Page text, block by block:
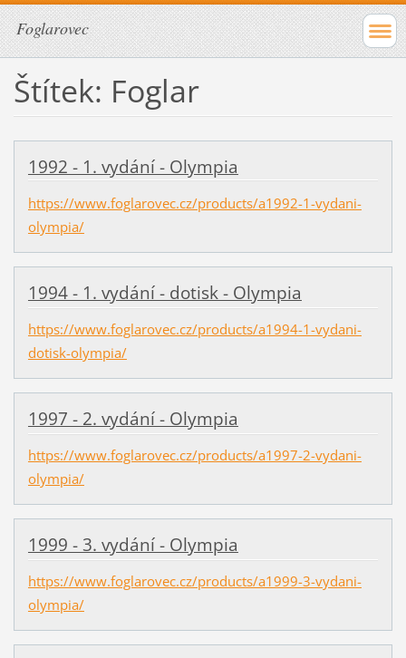
Foglarovec
Štítek: Foglar
1992 - 1. vydání - Olympia
https://www.foglarovec.cz/products/a1992-1-vydani-
olympia/
1994 - 1. vydání - dotisk - Olympia
https://www.foglarovec.cz/products/a1994-1-vydani-
dotisk-olympia/
1997 - 2. vydání - Olympia
https://www.foglarovec.cz/products/a1997-2-vydani-
olympia/
1999 - 3. vydání - Olympia
https://www.foglarovec.cz/products/a1999-3-vydani-
olympia/